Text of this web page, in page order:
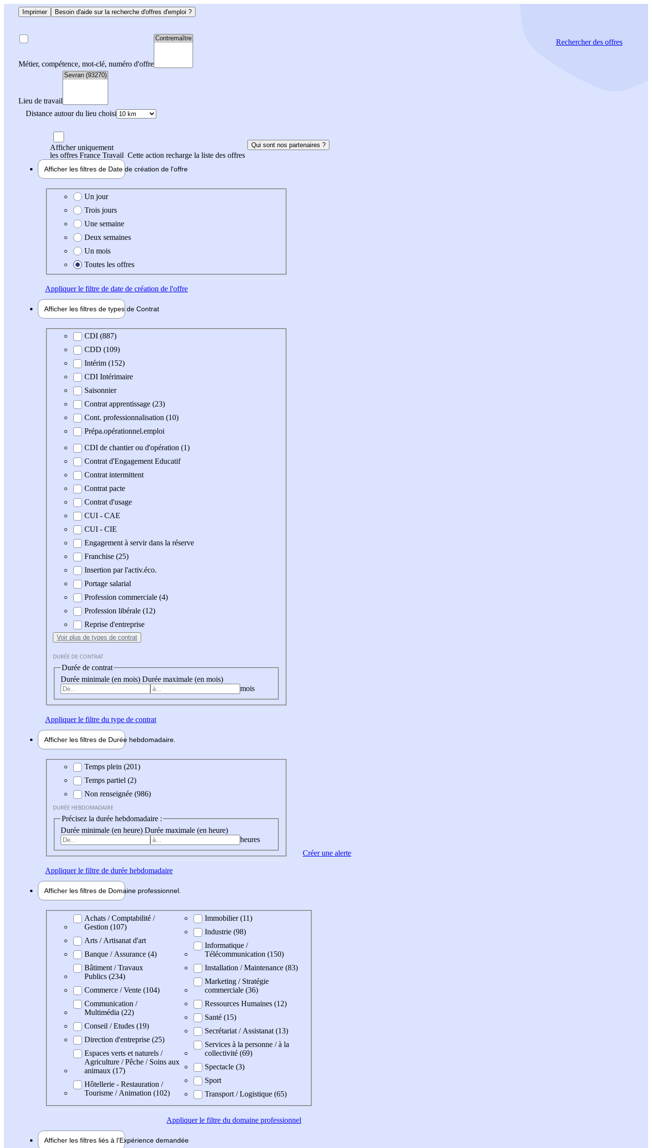
Imprimer Besoin d'aide sur la recherche d'offres d'emploi ?
Métier, compétence, mot-clé, numéro d'offre
Lieu de travail
Distance autour du lieu choisi
Rechercherdes offres
Afficher uniquement
les offres France Travail Cette action recharge la liste des offres
Qui sont nos partenaires ?
Afficher les filtres de Date de création de l'offre
Date de création de l'offre
Un jour
Trois jours
Une semaine
Deux semaines
Un mois
Toutes les offres
Appliquerle filtre de date de création de l'offre
Afficher les filtres de types de Contrat
Type de contratCDI (887)
CDD (109)
Intérim (152)
CDI Intérimaire
Saisonnier
Contrat apprentissage (23)
Cont. professionnalisation (10)
Prépa.opérationnel.emploi
CDI de chantier ou d'opération (1)
Contrat d'Engagement Educatif
Contrat intermittent
Contrat pacte
Contrat d'usage
CUI - CAE
CUI - CIE
Engagement à servir dans la réserve
Franchise (25)
Insertion par l'activ.éco.
Portage salarial
Profession commerciale (4)
Profession libérale (12)
Reprise d'entreprise
Voir plus de types de contrat
DURÉE DE CONTRAT
Durée de contrat
Durée minimale (en mois) Durée maximale (en mois)
mois
Appliquerle filtre du type de contrat
Afficher les filtres de Durée hebdomadaire
Durée hebdomadaire
Temps plein (201)
Temps partiel (2)
Non renseignée (986)
DURÉE HEBDOMADAIRE
Précisez la durée hebdomadaire :
Durée minimale (en heure) Durée maximale (en heure)
heures
Appliquerle filtre de durée hebdomadaire
Afficher les filtres de Domaine professionnel
Domaine professionel
Achats / Comptabilité /
Gestion (107)
Arts / Artisanat d'art
Banque / Assurance (4)
Bâtiment / Travaux
Publics (234)
Commerce / Vente (104)
Communication /
Multimédia (22)
Conseil / Etudes (19)
Direction d'entreprise (25)
Espaces verts et naturels /
Agriculture / Pêche / Soins aux
animaux (17)
Hôtellerie - Restauration /
Tourisme / Animation (102)
Immobilier (11)
Industrie (98)
Informatique /
Télécommunication (150)
Installation / Maintenance (83)
Marketing / Stratégie
commerciale (36)
Ressources Humaines (12)
Santé (15)
Secrétariat / Assistanat (13)
Services à la personne / à la
collectivité (69)
Spectacle (3)
Sport
Transport / Logistique (65)
Appliquerle filtre du domaine professionnel
Afficher les filtres liés à l'Expérience demandée
Créer une alerte